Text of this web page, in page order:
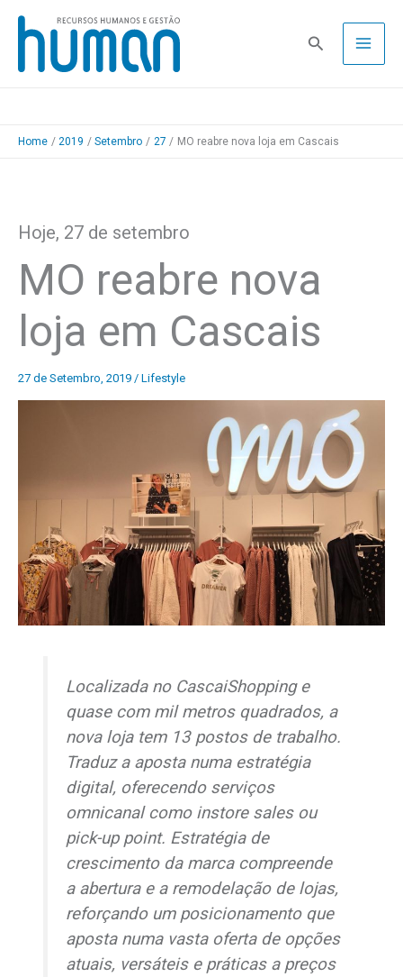
Skip
content
Pesquisa
Home 2019 Setembro 27 MO reabre nova loja em Cascais
Hoje, 27 de setembro
MO reabre nova
loja em Cascais
27 de Setembro, 2019 / Lifestyle
Localizada no CascaiShopping e
quase com mil metros quadrados, a
nova loja tem 13 postos de trabalho.
Traduz a aposta numa estratégia
digital, oferecendo serviços
omnicanal como instore salesou
pick-up point. Estratégia de
crescimento da marca compreende
a abertura e a remodelação de lojas,
reforçando um posicionamento que
aposta numa vasta oferta de opções
atuais, versáteis e práticas a preços